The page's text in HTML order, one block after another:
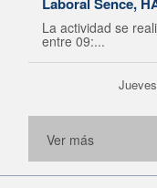
La actividad se
entre 09:...
Ver más